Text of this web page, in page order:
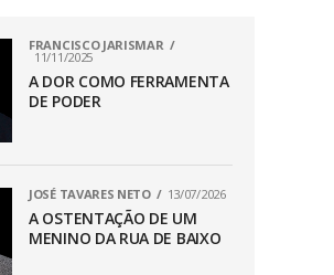
FRANCISCO JARISMAR
11/11/2025
A DOR COMO FERRAMENTA
DE PODER
JOSÉ TAVARES NETO 13/07/2026
A OSTENTAÇÃO DE UM
MENINO DA RUA DE BAIXO